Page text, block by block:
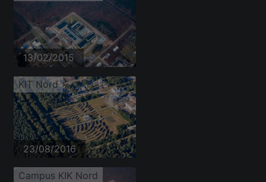
13/02/2015
KIT Nord
23/08/2016
Campus KIK Nord